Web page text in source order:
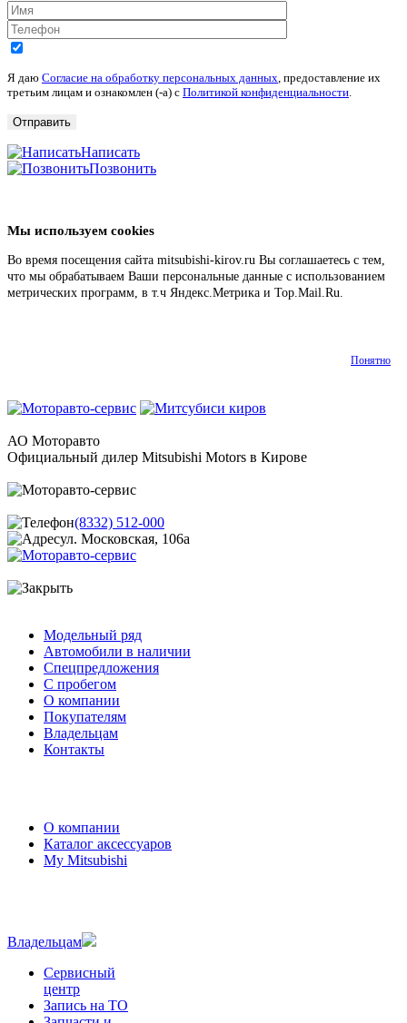
Я даю Согласие на обработку персональных данных, предоставление их
третьим лицам и ознакомлен (-а) c Политикой конфиденциальности.
Написать
Позвонить
Мы используем cookies
Во время посещения сайта mitsubishi-kirov.ru Вы соглашаетесь с тем,
что мы обрабатываем Ваши персональные данные с использованием
метрических программ, в т.ч Яндекс.Метрика и Top.Mail.Ru.
Понятно
АО Моторавто
Официальный дилер Mitsubishi Motors в Кирове
(8332) 512-000
ул. Московская, 106а
Модельный ряд
Автомобили в наличии
Спецпредложения
С пробегом
О компании
Покупателям
Владельцам
Контакты
О компании
Каталог аксессуаров
My Mitsubishi
Владельцам
Сервисный
центр
Запись на ТО